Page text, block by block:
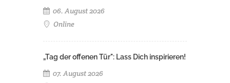
06. August 2026
Online
„Tag der offenen Tür": Lass Dich inspirieren!
07. August 2026